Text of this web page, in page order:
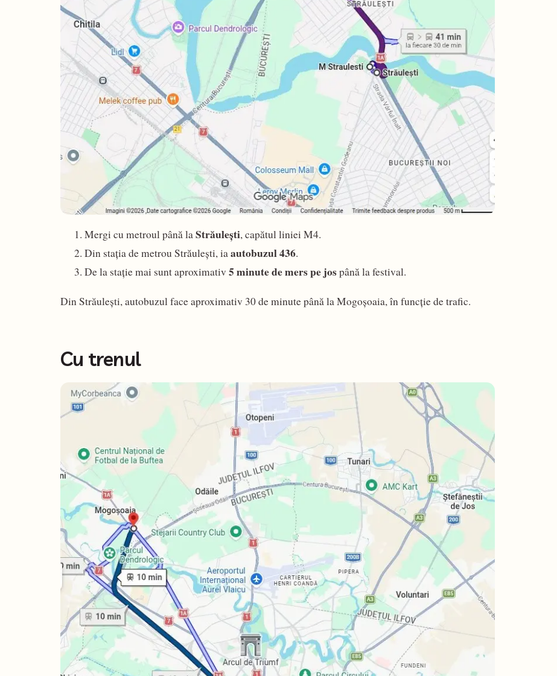
Mergi cu metroul până laStrăulești, capătul liniei M4.
Din stația de metrou Străulești, iaautobuzul 436.
De la stație mai sunt aproximativ 5 minute de mers pe jospână la festival.
Din Străulești, autobuzul face aproximativ 30 de minute până la Mogoșoaia, în funcție de trafic.
Cu trenul